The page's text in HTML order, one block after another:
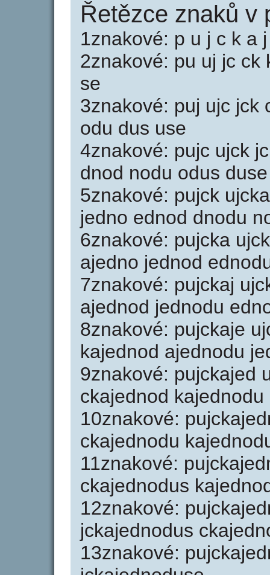
Řetězce znaků v
1znakové: p u j c k a
2znakové: pu uj jc ck
se
3znakové: puj ujc jck
odu dus use
4znakové: pujc ujck
dnod nodu odus duse
5znakové: pujck
jedno ednod dnodu
6znakové: pujcka
ajedno jednod
7znakové: pujckaj
ajednod jednodu
8znakové: pujckaje
kajednod ajednodu
9znakové: pujckajed
ckajednod
10znakové:
ckajednodu
11znakové:
ckajednodus
12znakové:
jckajednodus
13znakové: